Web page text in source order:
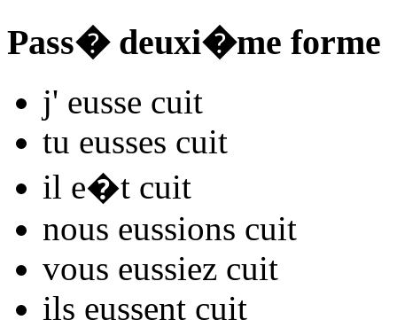
Pass� deuxi�me forme
j' eusse cuit
tu eusses cuit
il e�t cuit
nous eussions cuit
vous eussiez cuit
ils eussent cuit